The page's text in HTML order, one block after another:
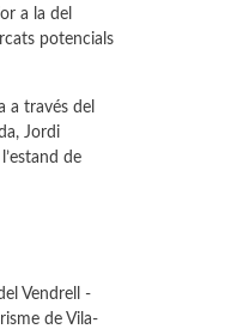
a la del
potencials
a través del
Jordi
de
Vendrell -
de Vila-